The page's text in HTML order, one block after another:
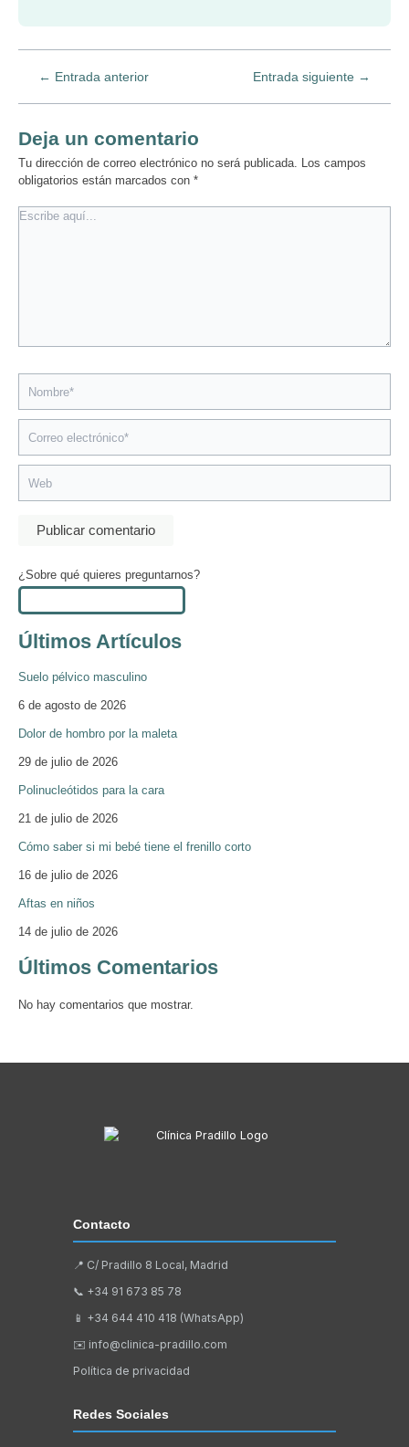
← Entrada anterior Entrada siguiente →
Deja un comentario
Tu dirección de correo electrónico no será publicada. Los campos
obligatorios están marcados con *
Escribe
electrónico*
¿Sobre qué quieres preguntarnos?
Últimos Artículos
Suelo pélvico masculino
6 de agosto de 2026
Dolor de hombro por la maleta
29 de julio de 2026
Polinucleótidos para la cara
21 de julio de 2026
Cómo saber si mi bebé tiene el frenillo corto
16 de julio de 2026
Aftas en niños
14 de julio de 2026
Últimos Comentarios
No hay comentarios que mostrar.
Contacto
📍 C/ Pradillo 8 Local, Madrid
📞 +34 91 673 85 78
📱 +34 644 410 418 (WhatsApp)
✉️ info@clinica-pradillo.com
Política de privacidad
Redes Sociales